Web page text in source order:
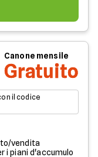
Canone mensile
Gratuito
il codice
vendita
i piani d'accumulo